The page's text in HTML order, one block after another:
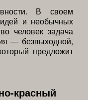
В своем
и необычных
человек задача
— безвыходной,
предложит
красный